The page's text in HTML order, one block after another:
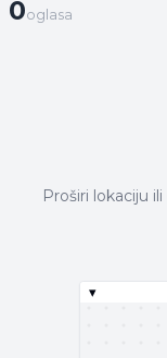
0 oglasa
0oglasa
Proširi lokaciju
▾